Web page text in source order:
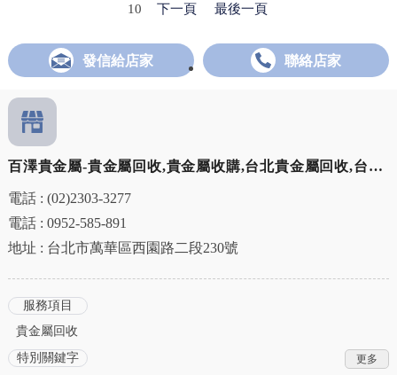
10
下一頁 最後一頁
發信給店家 聯絡店家
百澤貴金屬-貴金屬回收,貴金屬收購,台北貴金屬回收,台北
貴金屬收購,萬華區貴金屬回收
電話 : (02)2303-3277
電話 : 0952-585-891
地址 : 台北市萬華區西園路二段230號
服務項目
貴金屬回收
特別關鍵字